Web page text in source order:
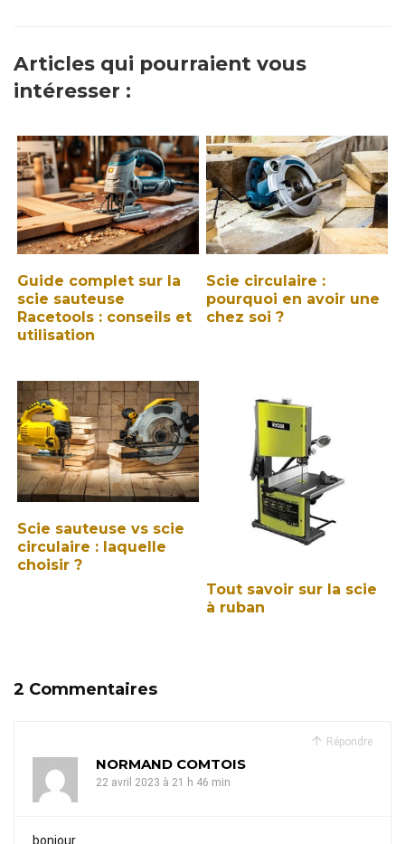
Articles qui pourraient vous
intéresser :
Guide complet sur la
scie sauteuse
Racetools : conseils et
utilisation
Scie circulaire :
pourquoi en avoir une
chez soi ?
Scie sauteuse vs scie
circulaire : laquelle
choisir ?
Tout savoir sur la scie
à ruban
2 Commentaires
Répondre
NORMAND COMTOIS
22 avril 2023 à 21 h 46 min
bonjour